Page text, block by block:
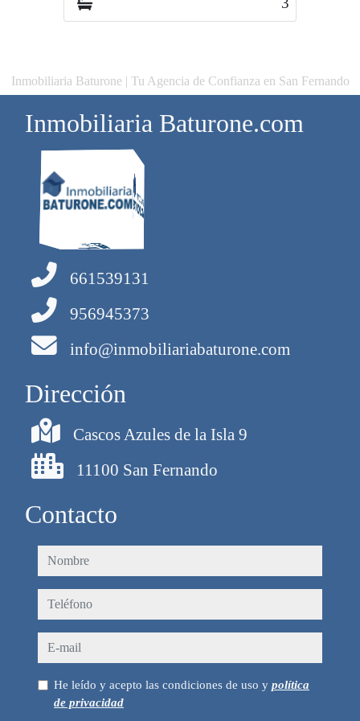
Inmobiliaria Baturone | Tu Agencia de Confianza en San Fernando
Inmobiliaria Baturone.com
661539131
956945373
info@inmobiliariabaturone.com
Dirección
Cascos Azules de la Isla 9
11100 San Fernando
Contacto
nombre
teléfono
e-mail
He leído y acepto las condiciones de uso y política
de privacidad